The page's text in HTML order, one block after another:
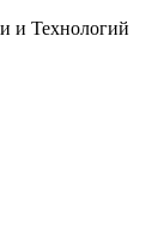
и Технологий